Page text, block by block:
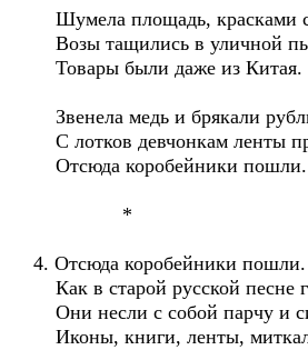
Шумела площадь, красками
Возы тащились в уличной
Товары были даже из Китая.
Звенела медь и брякали
С лотков девчонкам ленты
Отсюда коробейники пошли.
*
4. Отсюда коробейники пошли.
Как в старой русской песне
Они несли с собой парчу и
Иконы, книги, ленты,